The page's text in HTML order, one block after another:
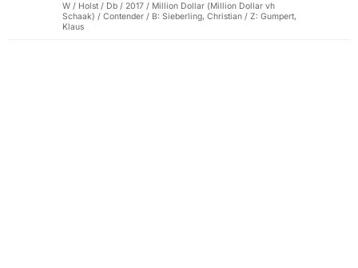
W / Holst / Db / 2017 / Million Dollar (Million Dollar vh
Schaak) / Contender / B: Sieberling, Christian / Z: Gumpert,
Klaus